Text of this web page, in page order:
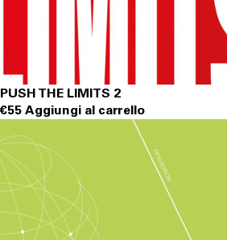
PUSH THE LIMITS 2
€55 Aggiungi al carrello